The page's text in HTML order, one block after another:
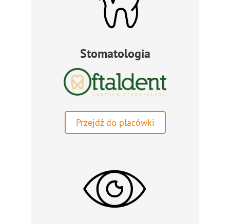
Stomatologia
Przejdź do placówki